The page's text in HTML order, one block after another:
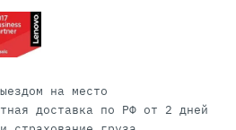
на место
доставка по РФ от 2 дней